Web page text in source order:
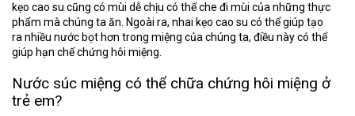
kẹo cao su cũng có mùi dễ chịu có thể che đi mùi của những thực
phẩm mà chúng ta ăn. Ngoài ra, nhai kẹo cao su có thể giúp tạo
ra nhiều nước bọt hơn trong miệng của chúng ta, điều này có thể
giúp hạn chế chứng hôi miệng.
Nước súc miệng có thể chữa chứng hôi miệng ở
trẻ em?